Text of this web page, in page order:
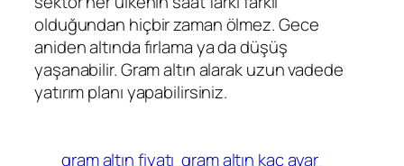
olduğundan hiçbir zaman ölmez. Gece
aniden altında fırlama ya da düşüş
yaşanabilir. Gram altın alarak uzun vadede
yatırım planı yapabilirsiniz.
gram altın fiyatı gram altın kaç ayar